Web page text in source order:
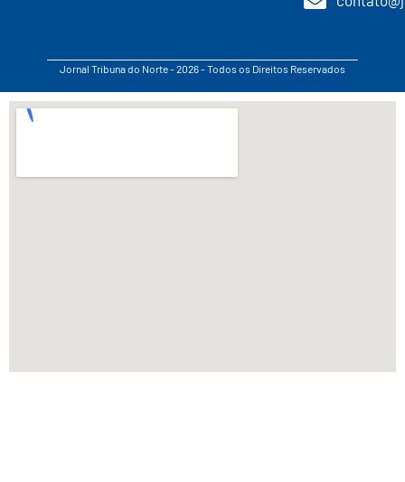
Jornal Tribuna do Norte - 2026 - Todos os Direitos Reservados